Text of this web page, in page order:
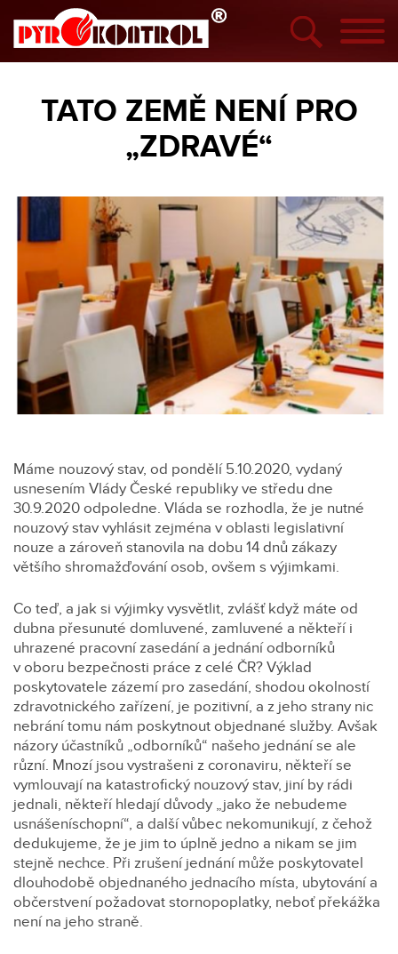
TATO ZEMĚ NENÍ PRO
„ZDRAVÉ“
Máme nouzový stav, od pondělí 5.10.2020, vydaný
usnesením Vlády České republiky ve středu dne
30.9.2020 odpoledne. Vláda se rozhodla, že je nutné
nouzový stav vyhlásit zejména v oblasti legislativní
nouze a zároveň stanovila na dobu 14 dnů zákazy
většího shromažďování osob, ovšem s výjimkami.
Co teď, a jak si výjimky vysvětlit, zvlášť když máte od
dubna přesunuté domluvené, zamluvené a někteří i
uhrazené pracovní zasedání a jednání odborníků
v oboru bezpečnosti práce z celé ČR? Výklad
poskytovatele zázemí pro zasedání, shodou okolností
zdravotnického zařízení, je pozitivní, a z jeho strany nic
nebrání tomu nám poskytnout objednané služby. Avšak
názory účastníků „odborníků“ našeho jednání se ale
různí. Mnozí jsou vystrašeni z coronaviru, někteří se
vymlouvají na katastrofický nouzový stav, jiní by rádi
jednali, někteří hledají důvody „jako že nebudeme
usnášeníschopní“, a další vůbec nekomunikují, z čehož
dedukujeme, že je jim to úplně jedno a nikam se jim
stejně nechce. Při zrušení jednání může poskytovatel
dlouhodobě objednaného jednacího místa, ubytování a
občerstvení požadovat stornopoplatky, neboť překážka
není na jeho straně.